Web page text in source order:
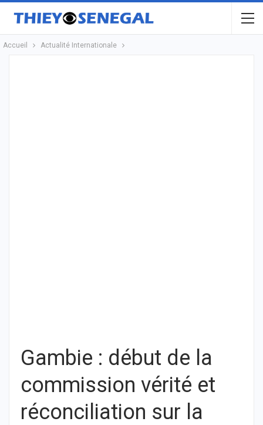
Accueil Actualité Internationale
Gambie : début de la
commission vérité et
réconciliation sur la